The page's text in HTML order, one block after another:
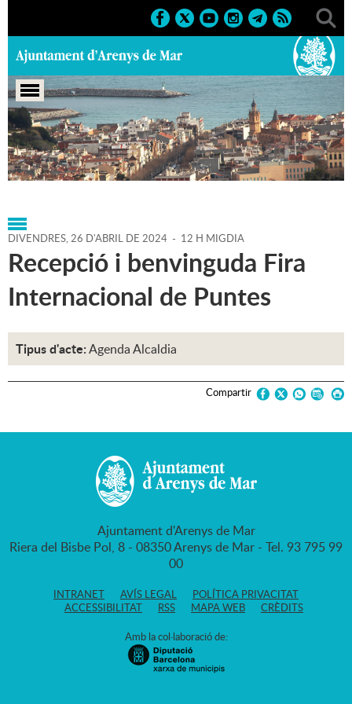
Portada > Regidories > Alcaldia > Agenda > Agenda
Alcaldia > 26-04-2024
DIVENDRES,26 D'ABRIL DE 2024 - 12 H MIGDIA
Recepció i benvinguda Fira
Internacional de Puntes
Tipus d'acte:Agenda Alcaldia
Compartir
Ajuntament d'Arenys de Mar
Riera del Bisbe Pol, 8 - 08350 Arenys de Mar - Tel. 93 795 99
00
INTRANET AVÍS LEGAL
POLÍTICA PRIVACITAT
ACCESSIBILITAT
RSS MAPA WEB CRÈDITS
Amb la col·laboració de: